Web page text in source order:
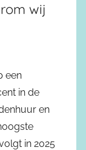
wij
een
in de
en
in 2025